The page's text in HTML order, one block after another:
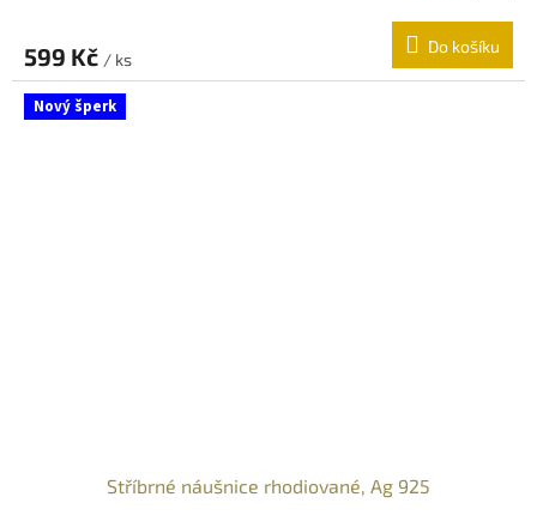
599 Kč / ks
Do košíku
Nový šperk
Stříbrné náušnice rhodiované, Ag 925